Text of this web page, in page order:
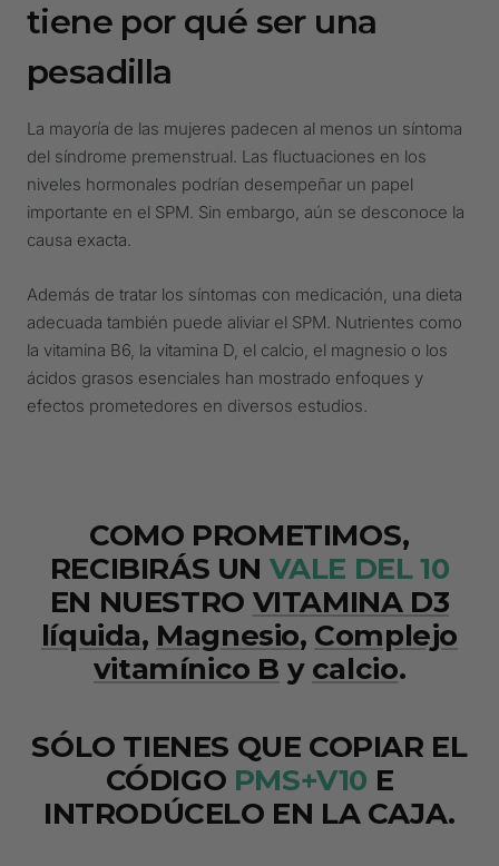
tiene por qué ser una
pesadilla
La mayoría de las mujeres padecen al menos un síntoma
del síndrome premenstrual. Las fluctuaciones en los
niveles hormonales podrían desempeñar un papel
importante en el SPM. Sin embargo, aún se desconoce la
causa exacta.
Además de tratar los síntomas con medicación, una dieta
adecuada también puede aliviar el SPM. Nutrientes como
la vitamina B6, la vitamina D, el calcio, el magnesio o los
ácidos grasos esenciales han mostrado enfoques y
efectos prometedores en diversos estudios.
COMO PROMETIMOS,
RECIBIRÁS UN VALE DEL 10
EN NUESTRO VITAMINA D3
líquida, Magnesio, Complejo
vitamínico B y calcio.
SÓLO TIENES QUE COPIAR EL
CÓDIGO PMS+V10 E
INTRODÚCELO EN LA CAJA.